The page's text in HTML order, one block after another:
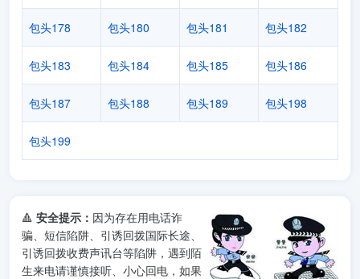
包头178 包头180 包头181 包头182
包头183 包头184 包头185 包头186
包头187 包头188 包头189 包头198
包头199
🔺 安全提示： 因为存在用电话诈
骗、短信陷阱、引诱回拨国际长途、
引诱回拨收费声讯台等陷阱，遇到陌
生来电请谨慎接听、小心回电，如果